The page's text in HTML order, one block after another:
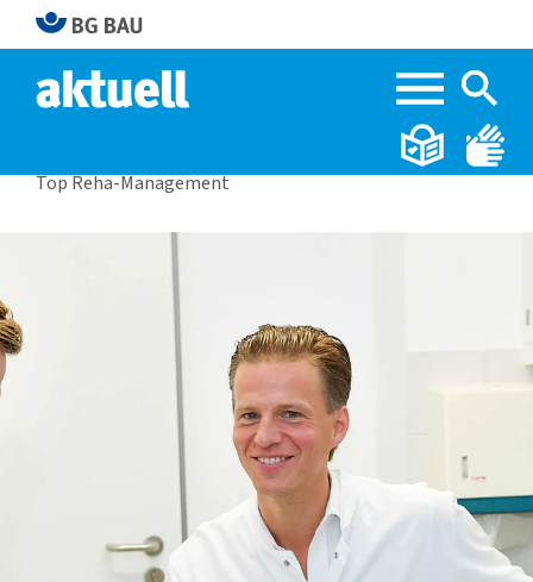
Top Reha-Management